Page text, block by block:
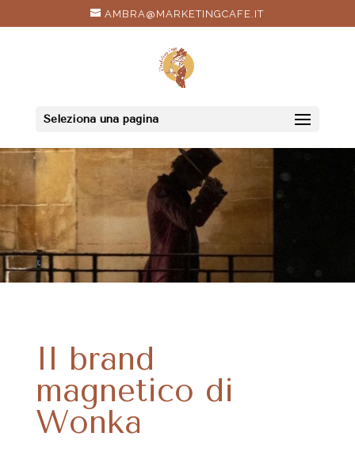
AMBRA@MARKETINGCAFE.IT
Seleziona una pagina
Il brand
magnetico di
Wonka